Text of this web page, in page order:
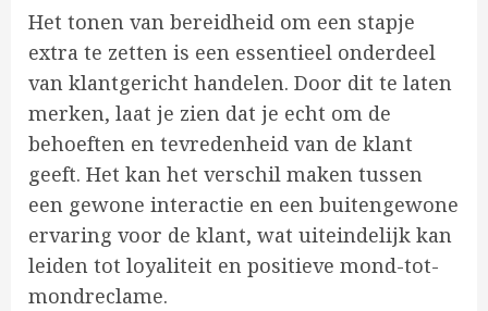
Het tonen van bereidheid om een stapje
extra te zetten is een essentieel onderdeel
van klantgericht handelen. Door dit te laten
merken, laat je zien dat je echt om de
behoeften en tevredenheid van de klant
geeft. Het kan het verschil maken tussen
een gewone interactie en een buitengewone
ervaring voor de klant, wat uiteindelijk kan
leiden tot loyaliteit en positieve mond-tot-
mondreclame.